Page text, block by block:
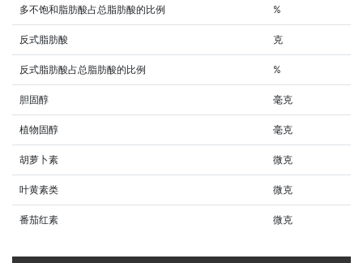
多不饱和脂肪酸占总脂肪酸的比例 %
反式脂肪酸 克
反式脂肪酸占总脂肪酸的比例 %
胆固醇 毫克
植物固醇 毫克
胡萝卜素 微克
叶黄素类 微克
番茄红素 微克